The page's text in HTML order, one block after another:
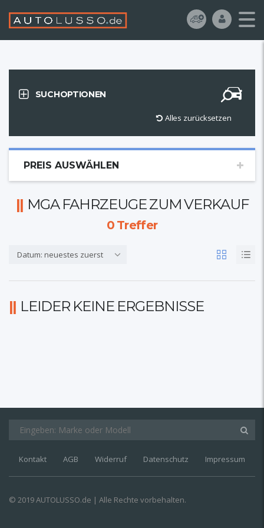
SUCHOPTIONEN
Alles zurücksetzen
PREIS AUSWÄHLEN
MGA FAHRZEUGE ZUM VERKAUF
0Treffer
Datum: neuestes zuerst
LEIDER KEINE ERGEBNISSE
Kontakt AGB Widerruf Datenschutz Impressum
© 2019 AUTOLUSSO.de | Alle Rechte vorbehalten.